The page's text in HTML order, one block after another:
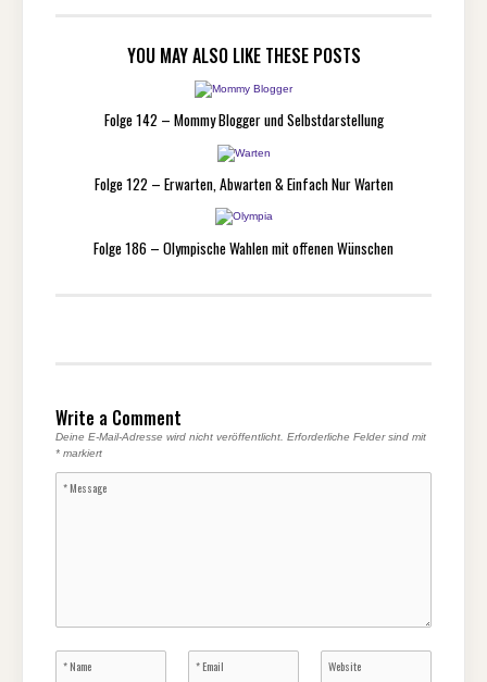
YOU MAY ALSO LIKE THESE POSTS
Folge 142 – Mommy Blogger und Selbstdarstellung
Folge 122 – Erwarten, Abwarten & Einfach Nur Warten
Folge 186 – Olympische Wahlen mit offenen Wünschen
Write a Comment
Deine E-Mail-Adresse wird nicht veröffentlicht. Erforderliche Felder sind mit
* markiert